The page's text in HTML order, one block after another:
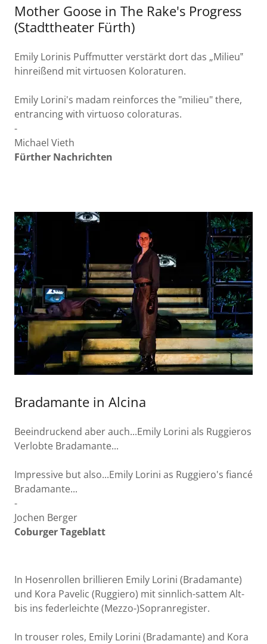
Mother Goose in The Rake's Progress
(Stadttheater Fürth)
Emily Lorinis Puffmutter verstärkt dort das „Milieu‟
hinreißend mit virtuosen Koloraturen.
Emily Lorini's madam reinforces the "milieu" there,
entrancing with virtuoso coloraturas.
-
Michael Vieth
Fürther Nachrichten
Bradamante in Alcina
Beeindruckend aber auch...Emily Lorini als Ruggieros
Verlobte Bradamante...
Impressive but also...Emily Lorini as Ruggiero's fiancé
Bradamante...
-
Jochen Berger
Coburger Tageblatt
In Hosenrollen brillieren Emily Lorini (Bradamante)
und Kora Pavelic (Ruggiero) mit sinnlich-sattem Alt-
bis ins federleichte (Mezzo-)Sopranregister.
In trouser roles, Emily Lorini (Bradamante) and Kora